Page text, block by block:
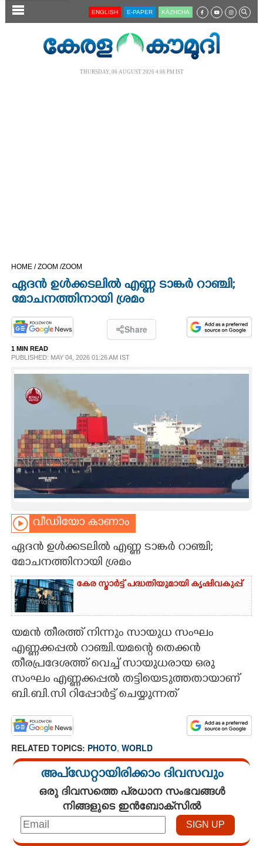
SECTIONS
LIFESTYLE
INFO+
ASTRO
CARTOONS
LITERATURE
ZOOM
CONTACT US
ENGLISH E-PAPER KĀZHCHA
THURSDAY, 06 AUGUST 2026 4.06 PM IST
HOME /ZOOM /ZOOM
ഏദൻ ഉൾക്കടലിൽ എണ്ണ ടാങ്കർ റാഞ്ചി;
മോചനത്തിനായി ശ്രമം
Share
1 MIN READ
PUBLISHED: MAY 04, 2026 01:26 AM IST
വീഡിയോ കാണാം
ഏദൻ ഉൾക്കടലിൽ എണ്ണ ടാങ്കർ റാഞ്ചി;
മോചനത്തിനായി ശ്രമം
കേര സ്മാർട്ട് പദ്ധതിയുമായി കൃഷിവകുപ്പ്
യമൻ തീരത്ത് നിന്നും സായുധ സംഘം
എണ്ണക്കപ്പൽ റാഞ്ചി.യമന്റെ തെക്കൻ
തീരപ്രദേശത്ത് വെച്ച് സായുധരായ ഒരു
സംഘം എണ്ണക്കപ്പൽ തട്ടിയെടുത്തതായാണ്
ബി.ബി.സി റിപ്പോർട്ട് ചെയ്യുന്നത്
RELATED TOPICS: PHOTO, WORLD
അപ്ഡേറ്റായിരിക്കാം ദിവസവും
ഒരു ദിവസത്തെ പ്രധാന സംഭവങ്ങൾ
നിങ്ങളുടെ ഇൻബോക്സിൽ